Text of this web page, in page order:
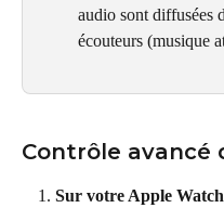
audio sont diffusées
écouteurs (musique
Contrôle avancé
Sur votre Apple